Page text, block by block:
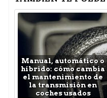
Manual, automático o
híbrido: cómo cambia
el mantenimiento de
la transmisión en
coches usados